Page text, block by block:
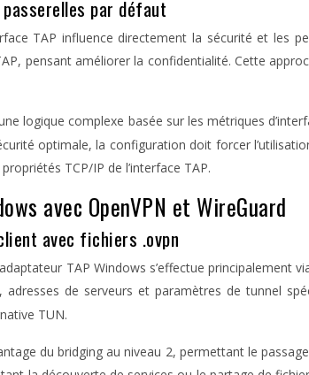
par défaut
TAP influence directement la sécurité et les
pensant améliorer la confidentialité. Cette
logique complexe basée sur les métriques
optimale, la configuration doit forcer
TCP/IP de l’interface TAP.
avec OpenVPN et WireGuard
avec fichiers .ovpn
TAP Windows s’effectue
de serveurs et paramètres de tunnel
TUN.
du bridging au niveau 2, permettant le